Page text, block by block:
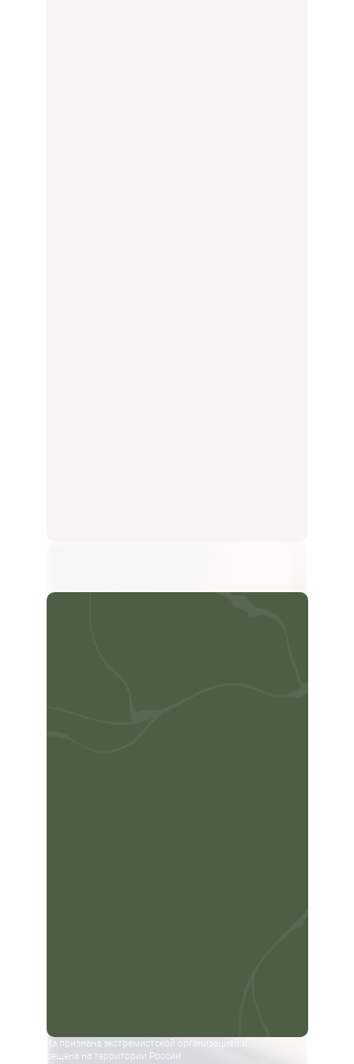
Meta признана экстремистской организацией и
запрещена на территории России